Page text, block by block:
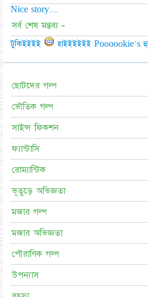
Nice story....
সর্ব শেষ মন্তব্য -
টুকিইইইই হাইইইইইই Poooookie's
ছোটদের গল্প
ভৌতিক গল্প
সাইন্স ফিকশন
ফ্যান্টাসি
রোম্যান্টিক
ভূতুড়ে অভিজ্ঞতা
মজার গল্প
মজার অভিজ্ঞতা
পৌরাণিক গল্প
উপন্যাস